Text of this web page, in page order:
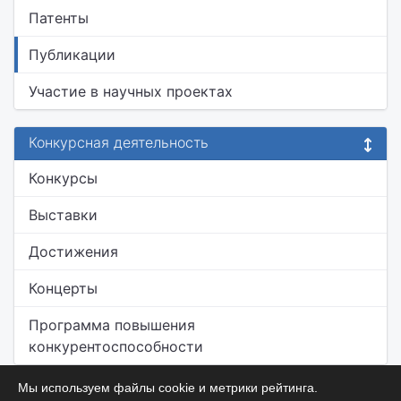
Патенты
Публикации
Участие в научных проектах
Конкурсная деятельность
Конкурсы
Выставки
Достижения
Концерты
Программа повышения
конкурентоспособности
Мы используем файлы cookie и метрики рейтинга.